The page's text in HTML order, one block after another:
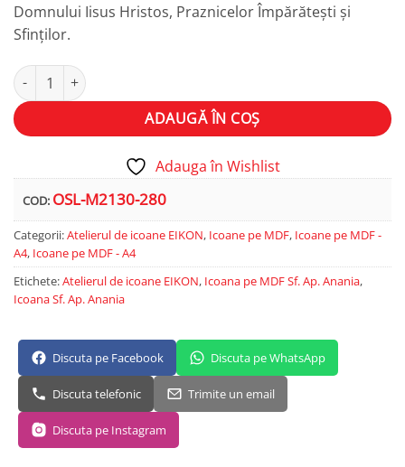
Domnului Iisus Hristos, Praznicelor Împărătești și
Sfinților.
Cantitate Sf. Ap. Anania
ADAUGĂ ÎN COȘ
Alternative:
Adauga în Wishlist
COD: OSL-M2130-280
Categorii:Atelierul de icoane EIKON, Icoane pe MDF, Icoane pe MDF -
A4, Icoane pe MDF - A4
Etichete:Atelierul de icoane EIKON, Icoana pe MDF Sf. Ap. Anania,
Icoana Sf. Ap. Anania
Discuta pe Facebook Discuta pe WhatsApp
Discuta telefonic Trimite un email
Discuta pe Instagram